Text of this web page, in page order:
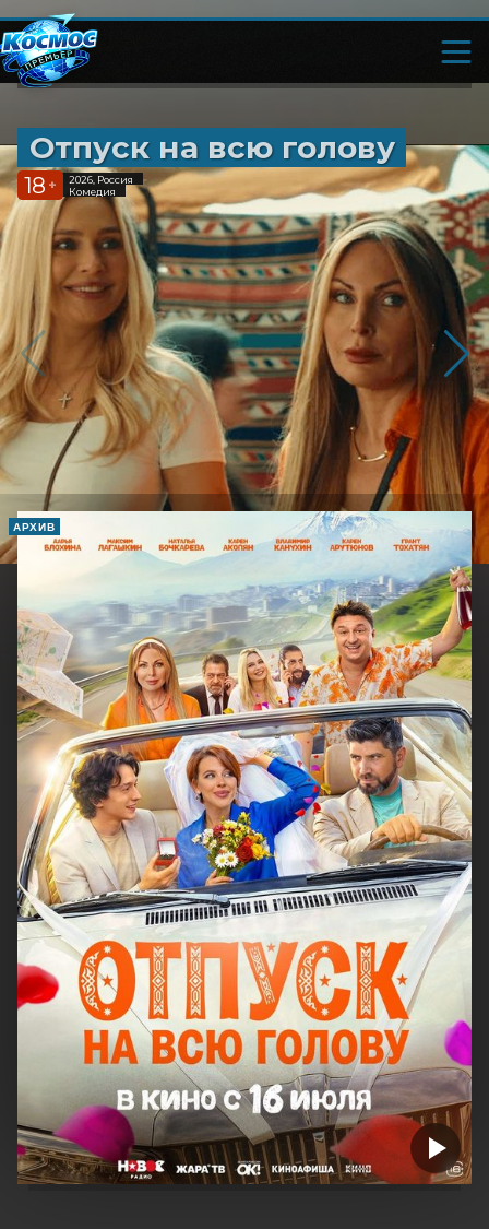
Отпуск на всю голову
18 +
2026, Россия
Комедия
АРХИВ